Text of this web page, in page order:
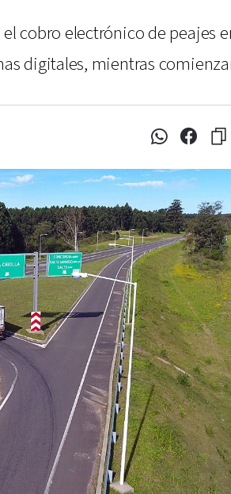
cobro electrónico de peajes
digitales, mientras